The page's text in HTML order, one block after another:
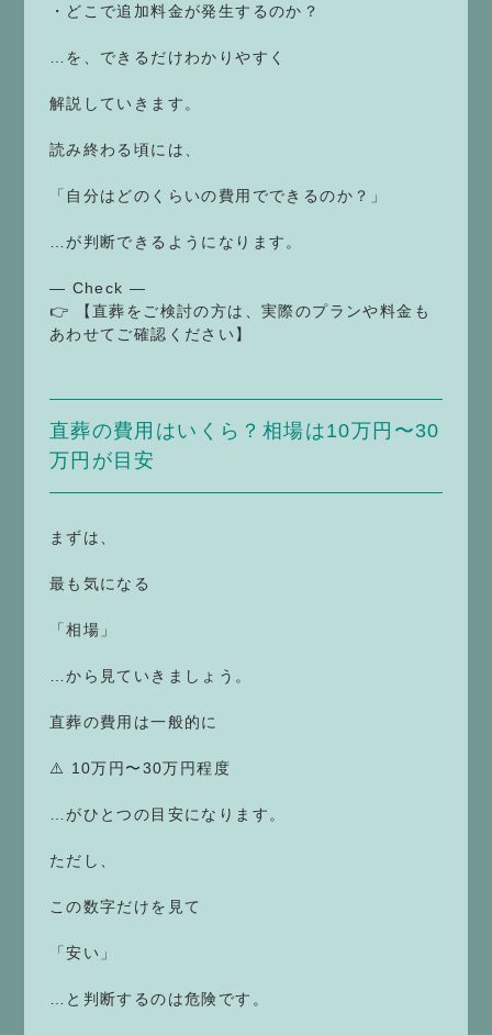
・どこで追加料金が発生するのか？
…を、できるだけわかりやすく
解説していきます。
読み終わる頃には、
「自分はどのくらいの費用でできるのか？」
…が判断できるようになります。
— Check —
👉 【直葬をご検討の方は、実際のプランや料金も
あわせてご確認ください】
直葬の費用はいくら？相場は10万円〜30
万円が目安
まずは、
最も気になる
「相場」
…から見ていきましょう。
直葬の費用は一般的に
⚠️ 10万円〜30万円程度
…がひとつの目安になります。
ただし、
この数字だけを見て
「安い」
…と判断するのは危険です。